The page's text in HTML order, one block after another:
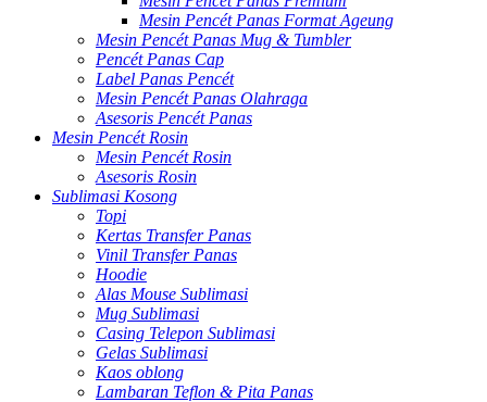
Mesin Pencét Panas Format Ageung
Mesin Pencét Panas Mug & Tumbler
Pencét Panas Cap
Label Panas Pencét
Mesin Pencét Panas Olahraga
Asesoris Pencét Panas
Mesin Pencét Rosin
Mesin Pencét Rosin
Asesoris Rosin
Sublimasi Kosong
Topi
Kertas Transfer Panas
Vinil Transfer Panas
Hoodie
Alas Mouse Sublimasi
Mug Sublimasi
Casing Telepon Sublimasi
Gelas Sublimasi
Kaos oblong
Lambaran Teflon & Pita Panas